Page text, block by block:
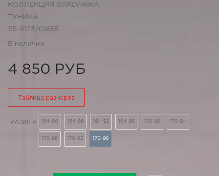
КОЛЛЕКЦИЯ GARDARIKA
ТУНИКА
115-6123/01685
В наличии
4 850 РУБ
Таблица размеров
РАЗМЕР 164-80 164-88 164-92 164-96 170-80 170-84
170-88 170-92 170-96